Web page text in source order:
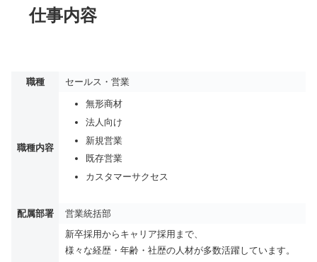
仕事内容
職種 セールス・営業
職種内容
無形商材
法人向け
新規営業
既存営業
カスタマーサクセス
配属部署 営業統括部
新卒採用からキャリア採用まで、
様々な経歴・年齢・社歴の人材が多数活躍しています。